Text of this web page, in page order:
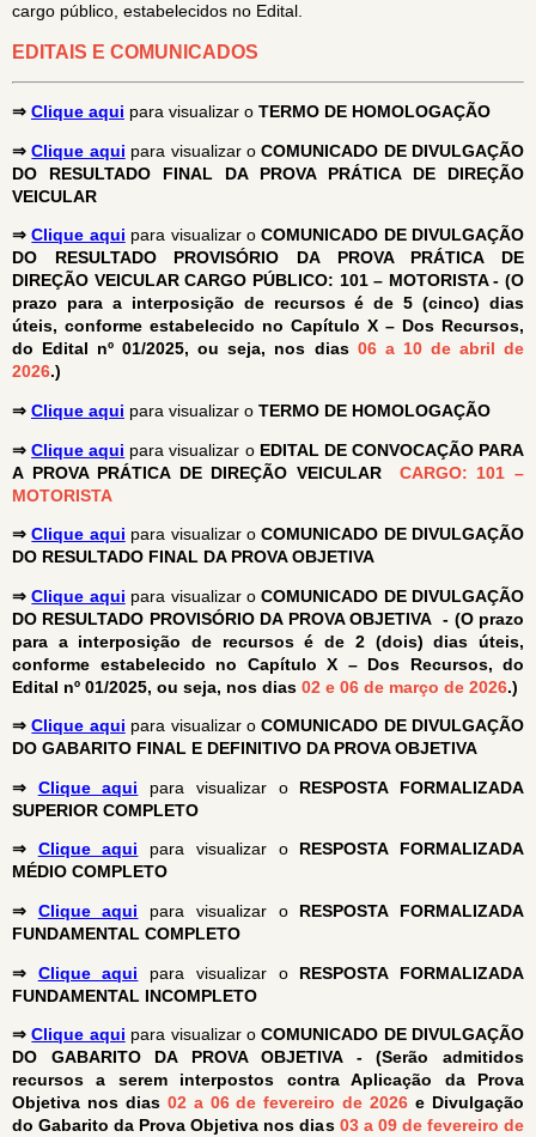
cargo público, estabelecidos no Edital.
EDITAIS E COMUNICADOS
⇒ Clique aqui para visualizar o TERMO DE HOMOLOGAÇÃO
⇒Clique aqui para visualizar oCOMUNICADO DE DIVULGAÇÃO
DO RESULTADO FINAL DA PROVA PRÁTICA DE DIREÇÃO
VEICULAR
⇒Clique aqui para visualizar oCOMUNICADO DE DIVULGAÇÃO
DO RESULTADO PROVISÓRIO DA PROVA PRÁTICA DE
DIREÇÃO VEICULAR CARGO PÚBLICO: 101 – MOTORISTA - (O
prazo para a interposição de recursos é de 5 (cinco) dias
úteis, conforme estabelecido no Capítulo X – Dos Recursos,
do Edital nº 01/2025, ou seja, nos dias 06 a 10 de abril de
2026.)
⇒ Clique aqui para visualizar o TERMO DE HOMOLOGAÇÃO
⇒Clique aqui para visualizar o EDITAL DE CONVOCAÇÃO PARA
A PROVA PRÁTICA DE DIREÇÃO VEICULAR CARGO: 101 –
MOTORISTA
⇒Clique aqui para visualizar oCOMUNICADO DE DIVULGAÇÃO
DO RESULTADO FINAL DA PROVA OBJETIVA
⇒Clique aqui para visualizar oCOMUNICADO DE DIVULGAÇÃO
DO RESULTADO PROVISÓRIO DA PROVA OBJETIVA - (O prazo
para a interposição de recursos é de 2 (dois) dias úteis,
conforme estabelecido no Capítulo X – Dos Recursos, do
Edital nº 01/2025, ou seja, nos dias 02 e 06 de março de 2026.)
⇒Clique aqui para visualizar oCOMUNICADO DE DIVULGAÇÃO
DO GABARITO FINAL E DEFINITIVO DA PROVA OBJETIVA
⇒ Clique aqui para visualizar o RESPOSTA FORMALIZADA
SUPERIOR COMPLETO
⇒ Clique aqui para visualizar o RESPOSTA FORMALIZADA
MÉDIO COMPLETO
⇒ Clique aqui para visualizar o RESPOSTA FORMALIZADA
FUNDAMENTAL COMPLETO
⇒ Clique aqui para visualizar o RESPOSTA FORMALIZADA
FUNDAMENTAL INCOMPLETO
⇒Clique aqui para visualizar oCOMUNICADO DE DIVULGAÇÃO
DO GABARITO DA PROVA OBJETIVA - (Serão admitidos
recursos a serem interpostos contra Aplicação da Prova
Objetiva nos dias 02 a 06 de fevereiro de 2026 e Divulgação
do Gabarito da Prova Objetiva nos dias 03 a 09 de fevereiro de